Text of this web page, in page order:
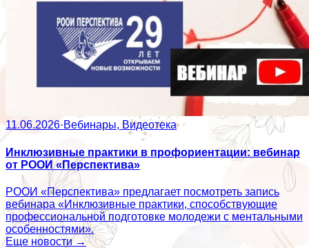
11.06.2026·Вебинары, Видеотека
Инклюзивные практики в профориентации: вебинар
от РООИ «Перспектива»
РООИ «Перспектива» предлагает посмотреть запись
вебинара «Инклюзивные практики, способствующие
профессиональной подготовке молодежи с ментальными
особенностями».
Еще новости →